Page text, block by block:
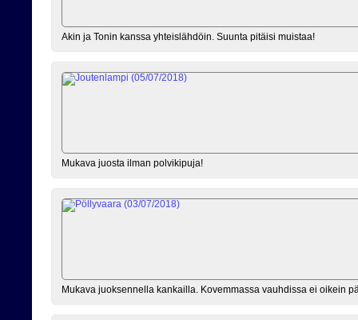
Akin ja Tonin kanssa yhteislähdöin. Suunta pitäisi muistaa!
Mukava juosta ilman polvikipuja!
Mukava juoksennella kankailla. Kovemmassa vauhdissa ei oikein